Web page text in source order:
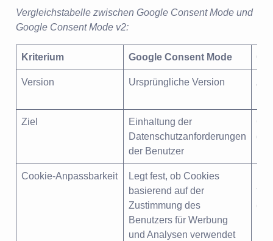
Vergleichstabelle zwischen Google Consent Mode und
Google Consent Mode v2:
Kriterium Google Consent Mode
Version Ursprüngliche Version
Ziel
Einhaltung der
Datenschutzanforderungen
der Benutzer
Cookie-Anpassbarkeit
Legt fest, ob Cookies
basierend auf der
Zustimmung des
Benutzers für Werbung
und Analysen verwendet